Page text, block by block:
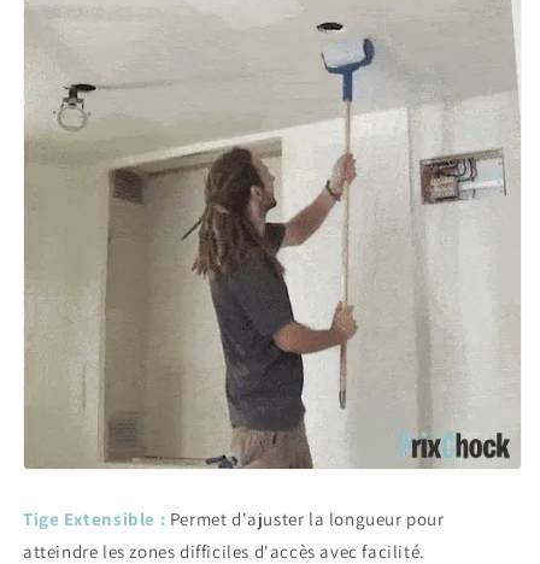
Tige Extensible : Permet d'ajuster la longueur pour
atteindre les zones difficiles d'accès avec facilité.